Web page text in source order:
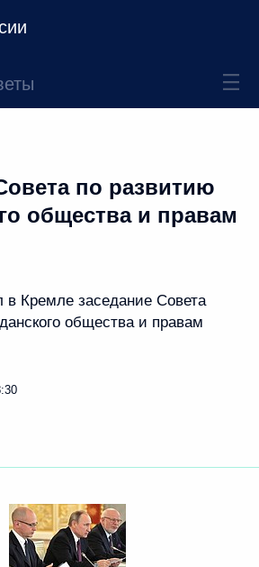
по развитию
общества и правам
в Кремле заседание Совета
общества и правам